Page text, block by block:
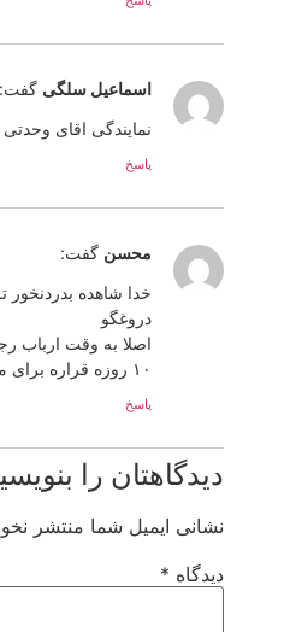
اسماعیل سلگی گفت:
نمایندگی اقای
پاسخ
محسن گفت:
خدا شاهده بدردنخور
دروغگو
اصلا به وقت ارباب
۱۰ روزه قراره برای من یه سپر تعویض کنن
پاسخ
دیدگاهتان را
نشانی ایمیل شما منتشر
دیدگاه *